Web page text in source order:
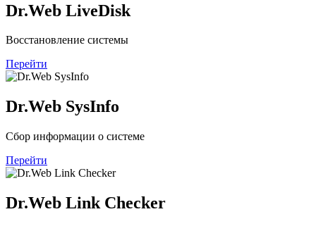
Dr.Web LiveDisk
Восстановление системы
Перейти
Dr.Web SysInfo
Сбор информации о системе
Перейти
Dr.Web Link Checker